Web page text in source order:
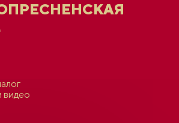
видео